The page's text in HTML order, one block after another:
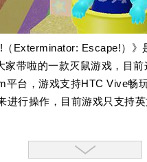
!（Exterminator: Escape!）》
家带啦的一款灭鼠游戏，目前
平台，游戏支持HTC Vive畅
进行操作，目前游戏只支持